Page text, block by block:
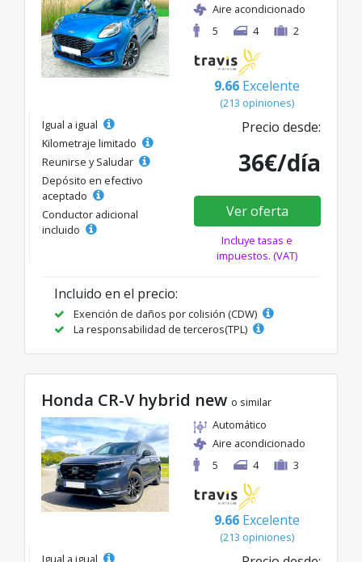
Aire acondicionado
5
4 2
9.66 Excelente
(213 opiniones)
Igual a igual
Kilometraje limitado
Reunirse y Saludar
Depósito en efectivo
aceptado
Conductor adicional
incluido
Precio desde:
36€/día
Ver oferta
Incluye tasas e
impuestos. (VAT)
Incluido en el precio:
Exención de daños por colisión (CDW)
La responsabilidad de terceros(TPL)
Honda CR-V hybrid new o similar
Automático
Aire acondicionado
5
4 3
9.66 Excelente
(213 opiniones)
Igual a igual